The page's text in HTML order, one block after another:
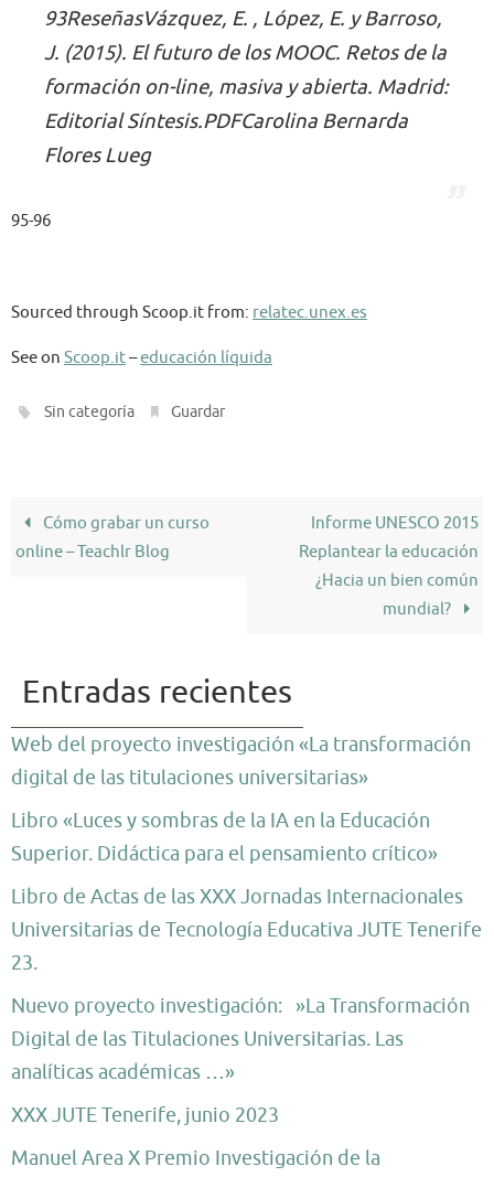
93ReseñasVázquez, E. , López, E. y Barroso,
J. (2015). El futuro de los MOOC. Retos de la
formación on-line, masiva y abierta. Madrid:
Editorial Síntesis.PDFCarolina Bernarda
Flores Lueg
95-96
Sourced through Scoop.it from: relatec.unex.es
See on Scoop.it–educación líquida
Sin categoría Guardar
Cómo grabar un curso
online – Teachlr Blog
Informe UNESCO 2015
Replantear la educación
¿Hacia un bien común
mundial?
Entradas recientes
Web del proyecto investigación «La transformación
digital de las titulaciones universitarias»
Libro «Luces y sombras de la IA en la Educación
Superior. Didáctica para el pensamiento crítico»
Libro de Actas de las XXX Jornadas Internacionales
Universitarias de Tecnología Educativa JUTE Tenerife
23.
Nuevo proyecto investigación: »La Transformación
Digital de las Titulaciones Universitarias. Las
analíticas académicas …»
XXX JUTE Tenerife, junio 2023
Manuel Area X Premio Investigación de la